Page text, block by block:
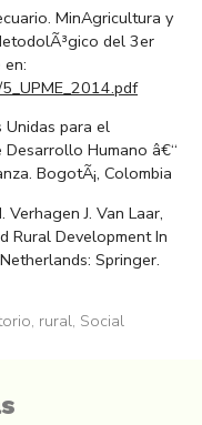
MinAgricultura y
del 3er
Unidas para el
Humano â€“
BogotÃ¡, Colombia
Verhagen J. Van Laar,
Rural Development In
Springer.
, rural, Social